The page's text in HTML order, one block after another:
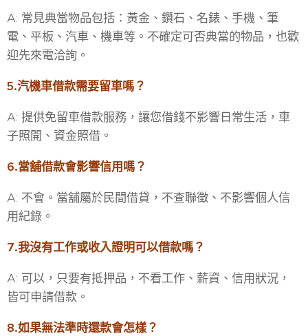
A: 常見典當物品包括：黃金、鑽石、名錶、手機、筆
電、平板、汽車、機車等。不確定可否典當的物品，也歡
迎先來電洽詢。
5.汽機車借款需要留車嗎？
A: 提供免留車借款服務，讓您借錢不影響日常生活，車
子照開、資金照借。
6.當舖借款會影響信用嗎？
A: 不會。當舖屬於民間借貸，不查聯徵、不影響個人信
用紀錄。
7.我沒有工作或收入證明可以借款嗎？
A: 可以，只要有抵押品，不看工作、薪資、信用狀況，
皆可申請借款。
8.如果無法準時還款會怎樣？